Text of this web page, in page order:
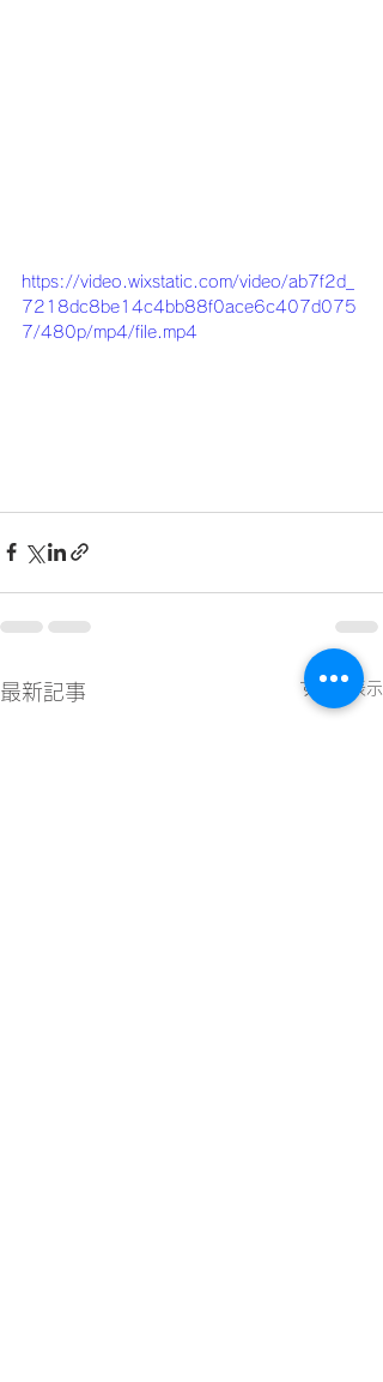
https://video.wixstatic.com/video/ab7f2d_
7218dc8be14c4bb88f0ace6c407d075
7/480p/mp4/file.mp4
最新記事 すべて表示